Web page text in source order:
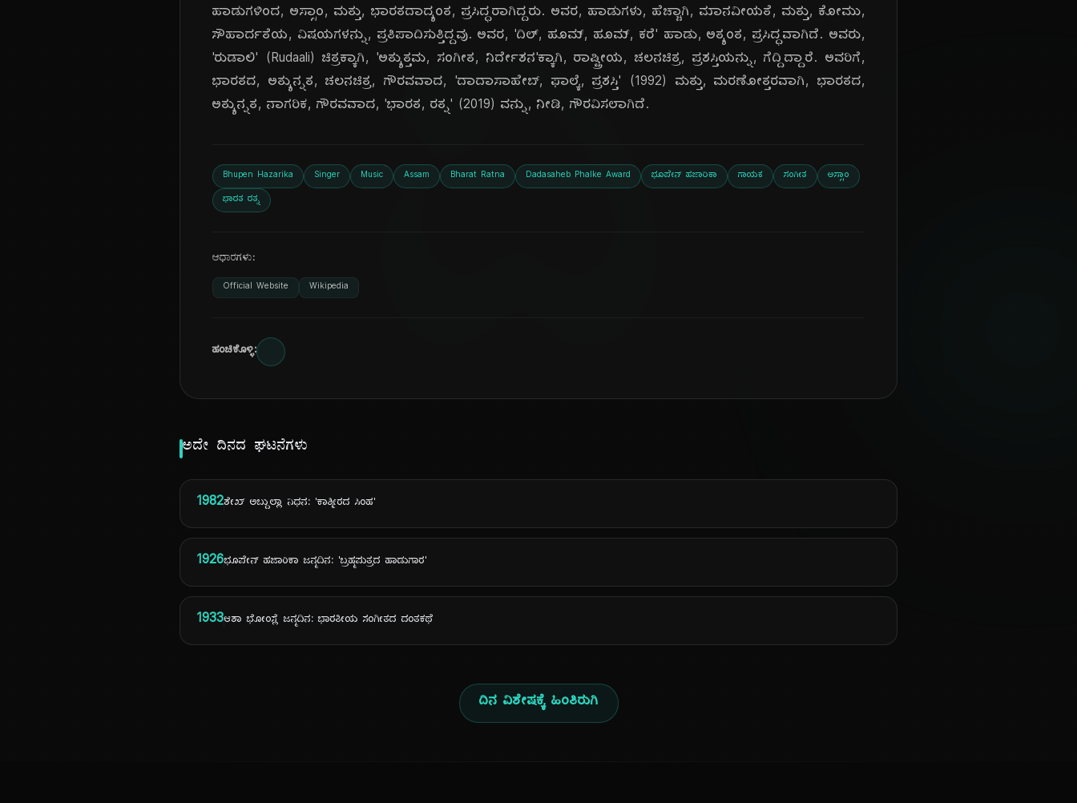
ದಿ
ಹಾಡುಗಳಿಂದ, ಅಸ್ಸಾಂ, ಮತ್ತು, ಭಾರತದಾದ್ಯಂತ, ಪ್ರಸಿದ್ಧರಾಗಿದ್ದರು. ಅವರ, ಹಾಡುಗಳು, ಹೆಚ್ಚಾಗಿ, ಮಾನವೀಯತೆ, ಮತ್ತು, ಕೋಮು,
ಸೌಹಾರ್ದತೆಯ, ವಿಷಯಗಳನ್ನು, ಪ್ರತಿಪಾದಿಸುತ್ತಿದ್ದವು. ಅವರ, 'ದಿಲ್, ಹೂಮ್, ಹೂಮ್, ಕರೆ' ಹಾಡು, ಅತ್ಯಂತ, ಪ್ರಸಿದ್ಧವಾಗಿದೆ. ಅವರು,
'ರುಡಾಲಿ' (Rudaali) ಚಿತ್ರಕ್ಕಾಗಿ, 'ಅತ್ಯುತ್ತಮ, ಸಂಗೀತ, ನಿರ್ದೇಶನ'ಕ್ಕಾಗಿ, ರಾಷ್ಟ್ರೀಯ, ಚಲನಚಿತ್ರ, ಪ್ರಶಸ್ತಿಯನ್ನು, ಗೆದ್ದಿದ್ದಾರೆ. ಅವರಿಗೆ,
ಭಾರತದ, ಅತ್ಯುನ್ನತ, ಚಲನಚಿತ್ರ, ಗೌರವವಾದ, 'ದಾದಾಸಾಹೇಬ್, ಫಾಲ್ಕೆ, ಪ್ರಶಸ್ತಿ' (1992) ಮತ್ತು, ಮರಣೋತ್ತರವಾಗಿ, ಭಾರತದ,
ಅತ್ಯುನ್ನತ, ನಾಗರಿಕ, ಗೌರವವಾದ, 'ಭಾರತ, ರತ್ನ' (2019) ವನ್ನು, ನೀಡಿ, ಗೌರವಿಸಲಾಗಿದೆ.
Bhupen Hazarika Singer Music Assam Bharat Ratna Dadasaheb Phalke Award ಭೂಪೇನ್ ಹಜಾರಿಕಾ ಗಾಯಕ ಸಂಗೀತ ಅಸ್ಸಾಂ
ಭಾರತ ರತ್ನ
ಆಧಾರಗಳು:
Official Website Wikipedia
ಹಂಚಿಕೊಳ್ಳಿ:
ಅದೇ ದಿನದ ಘಟನೆಗಳು
1982ಶೇಖ್ ಅಬ್ದುಲ್ಲಾ ನಿಧನ: 'ಕಾಶ್ಮೀರದ ಸಿಂಹ'
1926ಭೂಪೇನ್ ಹಜಾರಿಕಾ ಜನ್ಮದಿನ: 'ಬ್ರಹ್ಮಪುತ್ರದ ಹಾಡುಗಾರ'
1933ಆಶಾ ಭೋಂಸ್ಲೆ ಜನ್ಮದಿನ: ಭಾರತೀಯ ಸಂಗೀತದ ದಂತಕಥೆ
ದಿನ ವಿಶೇಷಕ್ಕೆ ಹಿಂತಿರುಗಿ